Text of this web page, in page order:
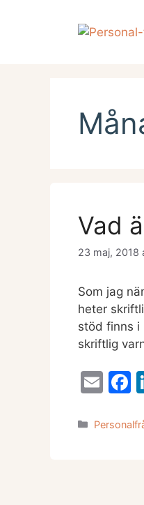
Vad
23 maj, 2018
Som jag
heter
stöd finns i
skriftlig
E
ai
F
c
Kategorier